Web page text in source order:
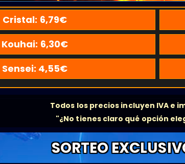
Cristal: 6,79€
Kouhai: 6,30€
Sensei: 4,55€
Todos los precios incluyen IVA e
"¿No tienes claro qué opción
SORTEO